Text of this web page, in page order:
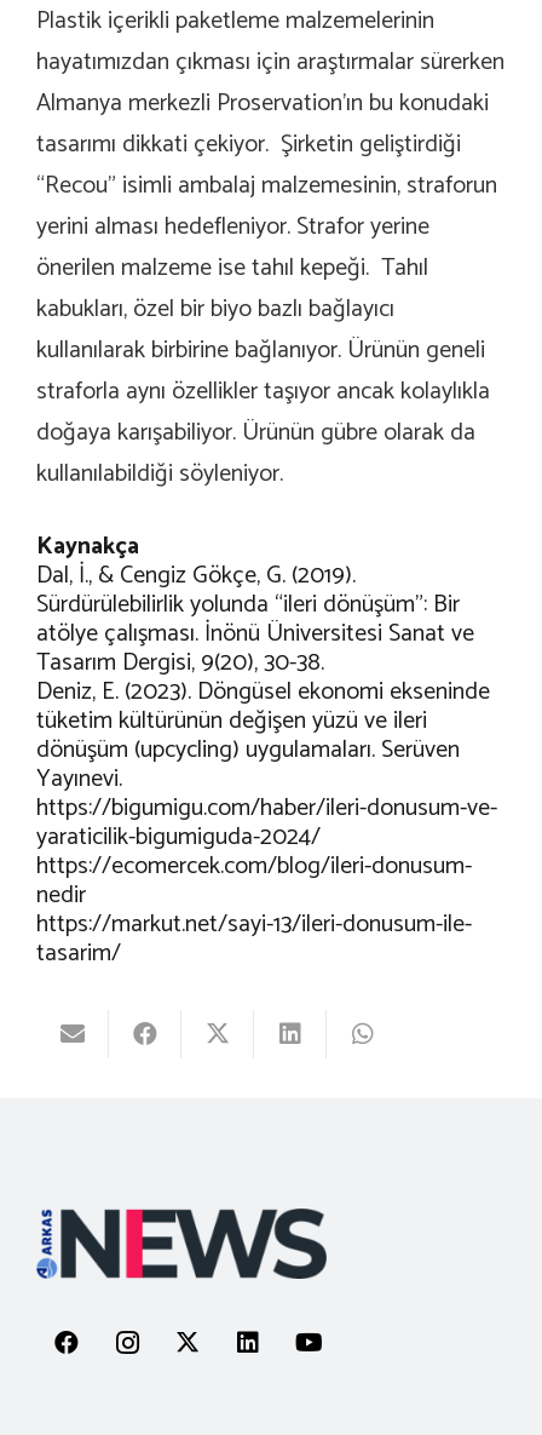
Plastik içerikli paketleme malzemelerinin
hayatımızdan çıkması için araştırmalar sürerken
Almanya merkezli Proservation’ın bu konudaki
tasarımı dikkati çekiyor. Şirketin geliştirdiği
“Recou” isimli ambalaj malzemesinin, straforun
yerini alması hedefleniyor. Strafor yerine
önerilen malzeme ise tahıl kepeği. Tahıl
kabukları, özel bir biyo bazlı bağlayıcı
kullanılarak birbirine bağlanıyor. Ürünün geneli
straforla aynı özellikler taşıyor ancak kolaylıkla
doğaya karışabiliyor. Ürünün gübre olarak da
kullanılabildiği söyleniyor.
Kaynakça
Dal, İ., & Cengiz Gökçe, G. (2019).
Sürdürülebilirlik yolunda “ileri dönüşüm”: Bir
atölye çalışması. İnönü Üniversitesi Sanat ve
Tasarım Dergisi, 9(20), 30-38.
Deniz, E. (2023). Döngüsel ekonomi ekseninde
tüketim kültürünün değişen yüzü ve ileri
dönüşüm (upcycling) uygulamaları. Serüven
Yayınevi.
https://bigumigu.com/haber/ileri-donusum-ve-
yaraticilik-bigumiguda-2024/
https://ecomercek.com/blog/ileri-donusum-
nedir
https://markut.net/sayi-13/ileri-donusum-ile-
tasarim/